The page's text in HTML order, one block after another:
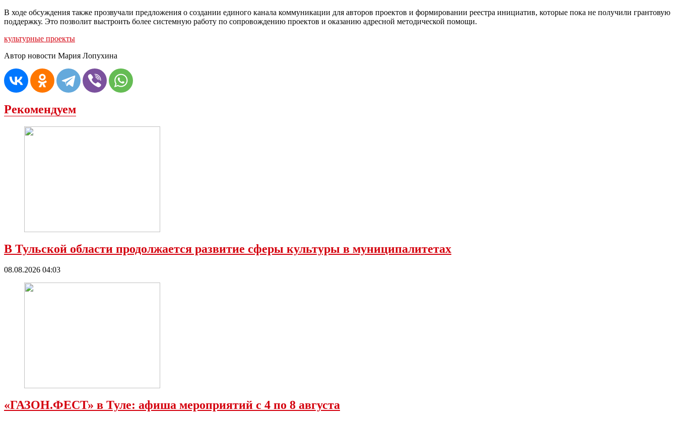
В ходе обсуждения также прозвучали предложения о создании единого канала коммуникации для авторов проектов и формировании реестра инициатив, которые пока не получили грантовую
поддержку. Это позволит выстроить более системную работу по сопровождению проектов и оказанию адресной методической помощи.
культурные проекты
Автор новости Мария Лопухина
Рекомендуем
В Тульской области продолжается развитие сферы культуры в муниципалитетах
08.08.2026 04:03
«ГАЗОН.ФЕСТ» в Туле: афиша мероприятий с 4 по 8 августа